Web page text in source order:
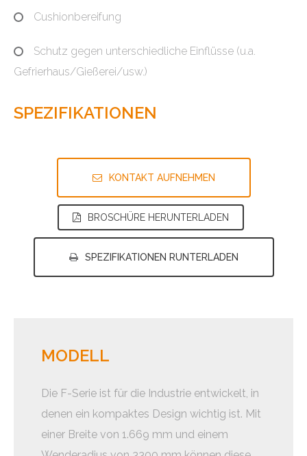
Cushionbereifung
Schutz gegen unterschiedliche Einflüsse (u.a.
Gefrierhaus/Gießerei/usw.)
SPEZIFIKATIONEN
KONTAKT AUFNEHMEN
BROSCHÜRE HERUNTERLADEN
SPEZIFIKATIONEN RUNTERLADEN
MODELL
Die F-Serie ist für die Industrie entwickelt, in
denen ein kompaktes Design wichtig ist. Mit
einer Breite von 1.669 mm und einem